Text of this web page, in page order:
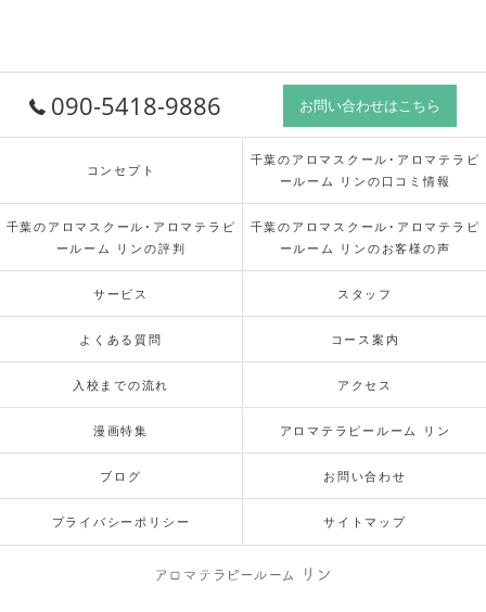
090-5418-9886 お問い合わせはこちら
コンセプト
千葉のアロマスクール･アロマテラピ
ールーム リンの口コミ情報
千葉のアロマスクール･アロマテラピ
ールーム リンの評判
千葉のアロマスクール･アロマテラピ
ールーム リンのお客様の声
サービス スタッフ
よくある質問 コース案内
入校までの流れ アクセス
漫画特集 アロマテラピールーム リン
ブログ お問い合わせ
プライバシーポリシー サイトマップ